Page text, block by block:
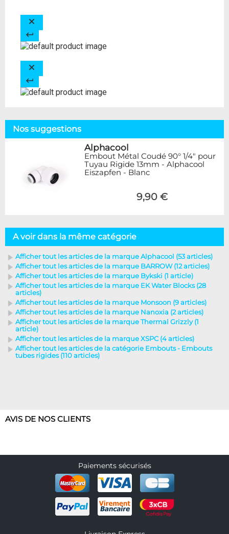
Nos suggestions
Alphacool
Embout Métal Coudé 90° 1/4" pour
Tuyau Rigide 13mm - Alphacool
Eiszapfen - Blanc
9,90 €
A voir dans la même catégorie
Afficher tout les articles de la marque Alphacool (53 articles)
Afficher tout les articles de la marque BARROW (12 articles)
Afficher tout les articles de la marque Bykski (1 article)
Afficher tout les articles de la marque EK Water Blocks (28
articles)
Afficher tout les articles de la marque Monsoon (9 articles)
Afficher tout les articles de la marque Nanoxia (2 articles)
Afficher tout les articles de la marque Thermal Grizzly (1
article)
Afficher tout les articles de la marque XSPC (4 articles)
Afficher tout les articles de la catégorie Embouts - Embouts
tubes rigides (110 articles)
AVIS DE NOS CLIENTS
Paiements sécurisés